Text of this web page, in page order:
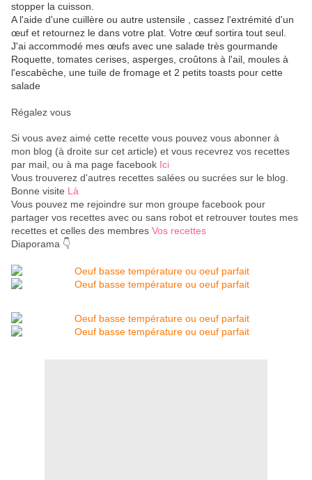
stopper la cuisson.
A l'aide d'une cuillère ou autre ustensile , cassez l'extrémité d'un
œuf et retournez le dans votre plat. Votre œuf sortira tout seul.
J'ai accommodé mes œufs avec une salade très gourmande
Roquette, tomates cerises, asperges, croûtons à l'ail, moules à
l'escabèche, une tuile de fromage et 2 petits toasts pour cette
salade
Régalez vous
Si vous avez aimé cette recette vous pouvez vous abonner à
mon blog (à droite sur cet article) et vous recevrez vos recettes
par mail, ou à ma page facebook Ici
Vous trouverez d'autres recettes salées ou sucrées sur le blog.
Bonne visite Là
Vous pouvez me rejoindre sur mon groupe facebook pour
partager vos recettes avec ou sans robot et retrouver toutes mes
recettes et celles des membres Vos recettes
Diaporama 👇